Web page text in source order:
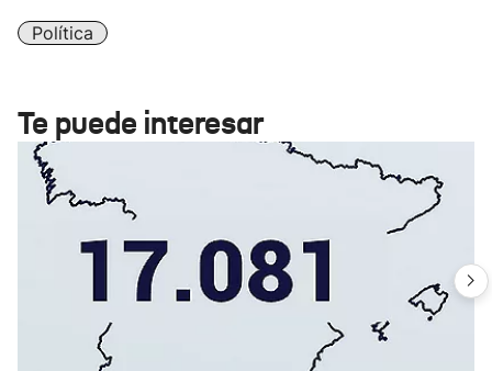
Política
Te puede interesar